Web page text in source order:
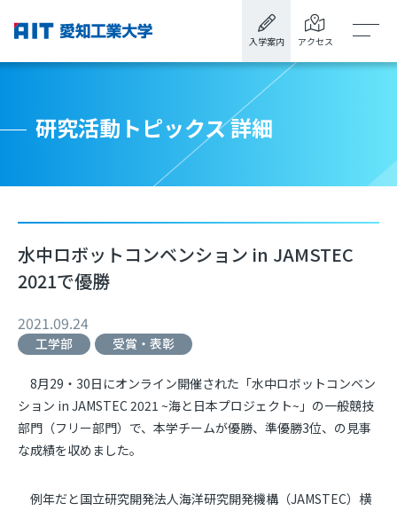
入学案内 アクセス
研究活動トピックス 詳細
水中ロボットコンベンション in JAMSTEC
2021で優勝
2021.09.24
工学部 受賞・表彰
8月29・30日にオンライン開催された「水中ロボットコンベン
ション in JAMSTEC 2021 ~海と日本プロジェクト~」の一般競技
部門（フリー部門）で、本学チームが優勝、準優勝3位、の見事
な成績を収めました。
例年だと国立研究開発法人海洋研究開発機構（JAMSTEC）横